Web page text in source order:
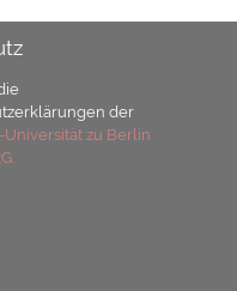
der
zu Berlin